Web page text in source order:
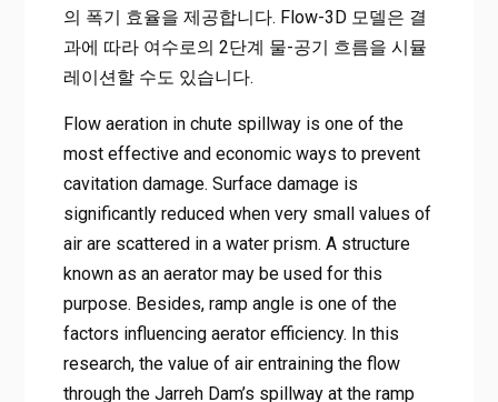
의 폭기 효율을 제공합니다. Flow-3D 모델은 결
과에 따라 여수로의 2단계 물-공기 흐름을 시뮬
레이션할 수도 있습니다.
Flow aeration in chute spillway is one of the
most effective and economic ways to prevent
cavitation damage. Surface damage is
significantly reduced when very small values of
air are scattered in a water prism. A structure
known as an aerator may be used for this
purpose. Besides, ramp angle is one of the
factors influencing aerator efficiency. In this
research, the value of air entraining the flow
through the Jarreh Dam’s spillway at the ramp